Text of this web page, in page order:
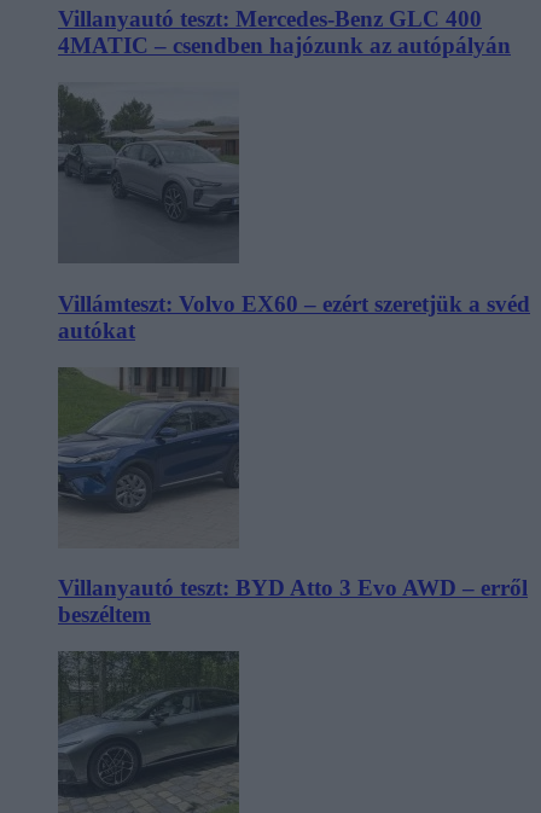
Villanyautó teszt: Mercedes-Benz GLC 400
4MATIC – csendben hajózunk az autópályán
Villámteszt: Volvo EX60 – ezért szeretjük a svéd
autókat
Villanyautó teszt: BYD Atto 3 Evo AWD – erről
beszéltem